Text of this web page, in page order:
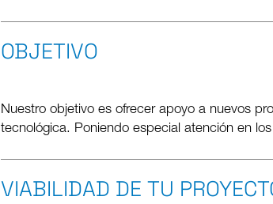
OBJETIVO
Nuestro objetivo es ofrecer apoyo a nuevos
tecnológica. Poniendo especial atención en
VIABILIDAD DE TU